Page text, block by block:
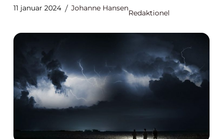
11 januar 2024 Johanne Hansen
Redaktionel